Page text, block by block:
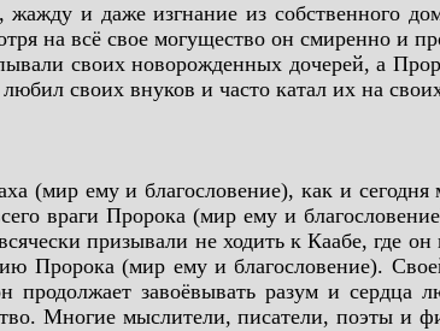
и даже изгнание из собственного
на всё свое могущество он смиренно и
своих новорожденных дочерей, а
своих внуков и часто катал их на
(мир ему и благословение), как и
враги Пророка (мир ему и
призывали не ходить к Каабе, где
Пророка (мир ему и благословение).
продолжает завоёвывать разум и
Многие мыслители, писатели, поэты и